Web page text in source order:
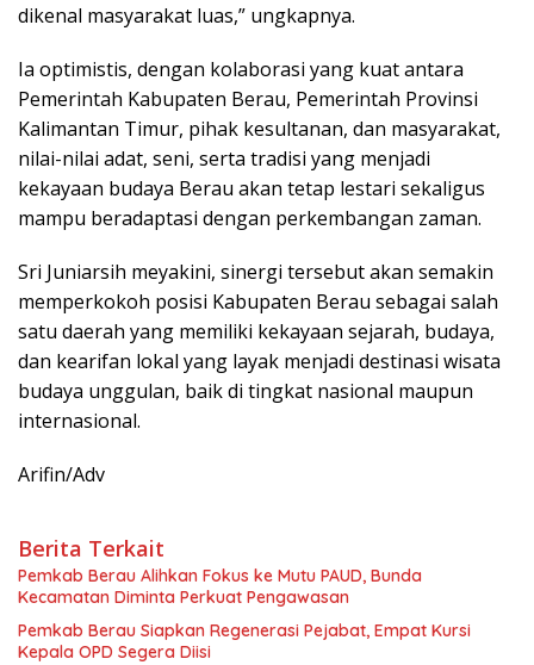
dikenal masyarakat luas,” ungkapnya.
Ia optimistis, dengan kolaborasi yang kuat antara
Pemerintah Kabupaten Berau, Pemerintah Provinsi
Kalimantan Timur, pihak kesultanan, dan masyarakat,
nilai-nilai adat, seni, serta tradisi yang menjadi
kekayaan budaya Berau akan tetap lestari sekaligus
mampu beradaptasi dengan perkembangan zaman.
Sri Juniarsih meyakini, sinergi tersebut akan semakin
memperkokoh posisi Kabupaten Berau sebagai salah
satu daerah yang memiliki kekayaan sejarah, budaya,
dan kearifan lokal yang layak menjadi destinasi wisata
budaya unggulan, baik di tingkat nasional maupun
internasional.
Arifin/Adv
Berita Terkait
Pemkab Berau Alihkan Fokus ke Mutu PAUD, Bunda
Kecamatan Diminta Perkuat Pengawasan
Pemkab Berau Siapkan Regenerasi Pejabat, Empat Kursi
Kepala OPD Segera Diisi